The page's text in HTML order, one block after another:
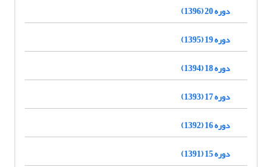
دوره 20 (1396)
دوره 19 (1395)
دوره 18 (1394)
دوره 17 (1393)
دوره 16 (1392)
دوره 15 (1391)